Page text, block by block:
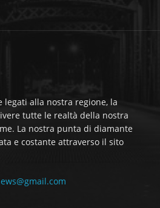
alla nostra regione, la
tutte le realtà della nostra
La nostra punta di diamante
e costante attraverso il sito